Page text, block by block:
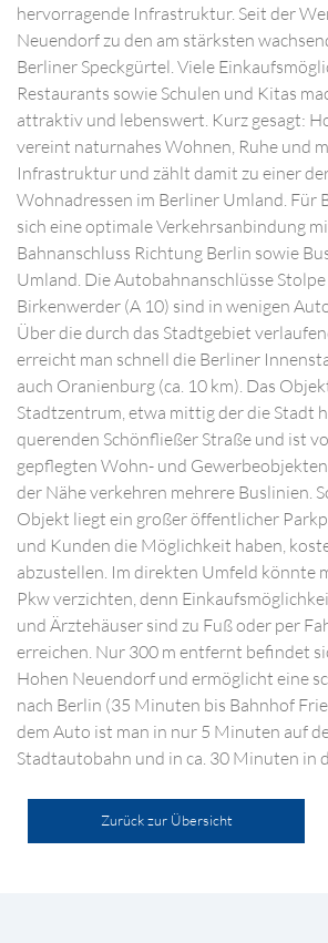
hervorragende Infrastruktur. Seit der
Neuendorf zu den am stärksten
Berliner Speckgürtel. Viele
Restaurants sowie Schulen und Kitas
attraktiv und lebenswert. Kurz gesagt:
vereint naturnahes Wohnen, Ruhe und
Infrastruktur und zählt damit zu einer
Wohnadressen im Berliner Umland. Für
sich eine optimale Verkehrsanbindung
Bahnanschluss Richtung Berlin sowie
Umland. Die Autobahnanschlüsse
Birkenwerder (A 10) sind in wenigen
Über die durch das Stadtgebiet
erreicht man schnell die Berliner
auch Oranienburg (ca. 10 km). Das
Stadtzentrum, etwa mittig der die Stadt
querenden Schönfließer Straße und ist
gepflegten Wohn- und
der Nähe verkehren mehrere Buslinien.
Objekt liegt ein großer öffentlicher
und Kunden die Möglichkeit haben,
abzustellen. Im direkten Umfeld könnte
Pkw verzichten, denn
und Ärztehäuser sind zu Fuß oder per
erreichen. Nur 300 m entfernt befindet
Hohen Neuendorf und ermöglicht eine
nach Berlin (35 Minuten bis Bahnhof
dem Auto ist man in nur 5 Minuten auf
Stadtautobahn und in ca. 30 Minuten in
Zurück zur Übersicht